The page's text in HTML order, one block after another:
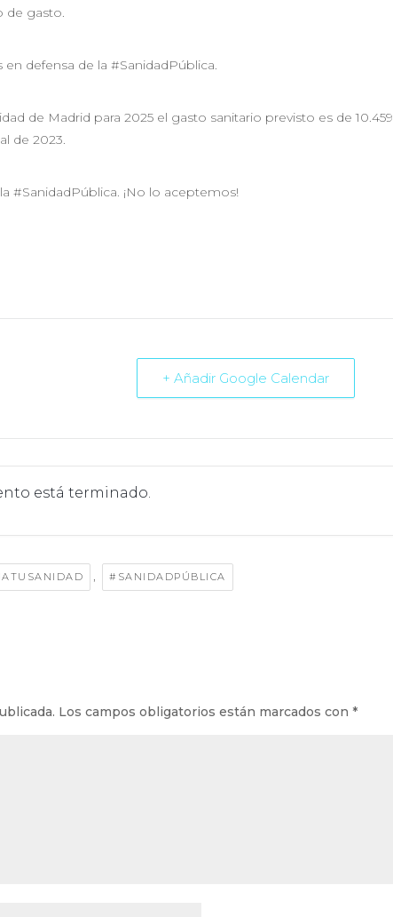
de gasto.
defensa de la #SanidadPública.
de Madrid para 2025 el gasto sanitario previsto es de 10.459
de 2023.
#SanidadPública. ¡No lo aceptemos!
+ Añadir Google Calendar
está terminado.
, #SANIDADPÚBLICA
Los campos obligatorios están marcados con *